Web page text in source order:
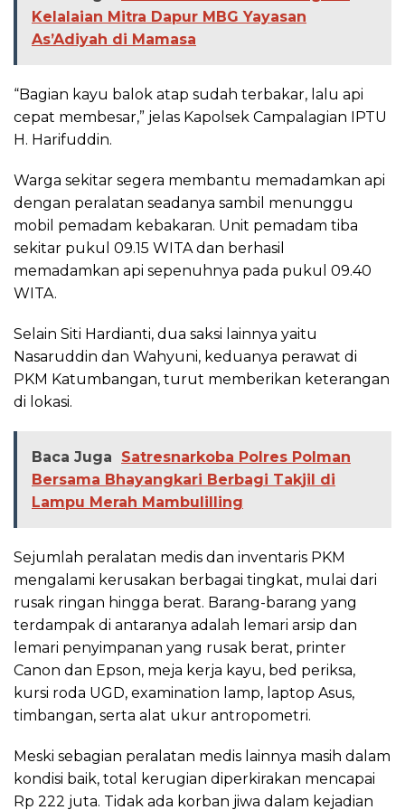
Kelalaian Mitra Dapur MBG Yayasan
As’Adiyah di Mamasa
“Bagian kayu balok atap sudah terbakar, lalu api
cepat membesar,” jelas Kapolsek Campalagian IPTU
H. Harifuddin.
Warga sekitar segera membantu memadamkan api
dengan peralatan seadanya sambil menunggu
mobil pemadam kebakaran. Unit pemadam tiba
sekitar pukul 09.15 WITA dan berhasil
memadamkan api sepenuhnya pada pukul 09.40
WITA.
Selain Siti Hardianti, dua saksi lainnya yaitu
Nasaruddin dan Wahyuni, keduanya perawat di
PKM Katumbangan, turut memberikan keterangan
di lokasi.
Baca Juga
Satresnarkoba Polres Polman
Bersama Bhayangkari Berbagi Takjil di
Lampu Merah Mambulilling
Sejumlah peralatan medis dan inventaris PKM
mengalami kerusakan berbagai tingkat, mulai dari
rusak ringan hingga berat. Barang-barang yang
terdampak di antaranya adalah lemari arsip dan
lemari penyimpanan yang rusak berat, printer
Canon dan Epson, meja kerja kayu, bed periksa,
kursi roda UGD, examination lamp, laptop Asus,
timbangan, serta alat ukur antropometri.
Meski sebagian peralatan medis lainnya masih dalam
kondisi baik, total kerugian diperkirakan mencapai
Rp 222 juta. Tidak ada korban jiwa dalam kejadian